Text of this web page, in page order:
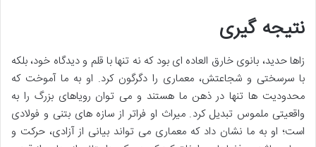
نتیجه گیری
زاها حدید، بانوی خارق العاده ای بود که نه تنها با قلم و دیدگاه خود، بلکه
با سرسختی و شجاعتش، معماری را دگرگون کرد. او به ما آموخت که
محدودیت ها تنها در ذهن ما هستند و می توان رویاهای بزرگ را به
واقعیتی ملموس تبدیل کرد. میراث او فراتر از سازه های بتنی و فولادی
است؛ او به ما نشان داد که معماری می تواند بیانی از آزادی، حرکت و